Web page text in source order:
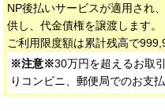
NP後払いサービスが適用され
供し、代金債権を譲渡します。
ご利用限度額は累計残高で
※注意※30万円を超えるお取
りコンビニ、郵便局でのお支